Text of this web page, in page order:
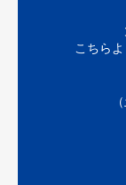
こちら